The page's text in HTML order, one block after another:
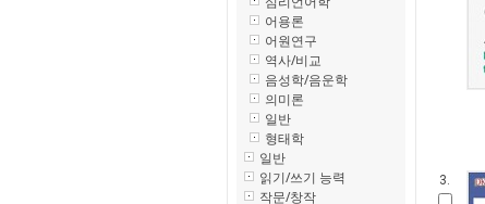
어용론
어원연구
역사/비교
음성학/음운학
의미론
일반
형태학
일반
읽기/쓰기 능력
작문/창작
3.